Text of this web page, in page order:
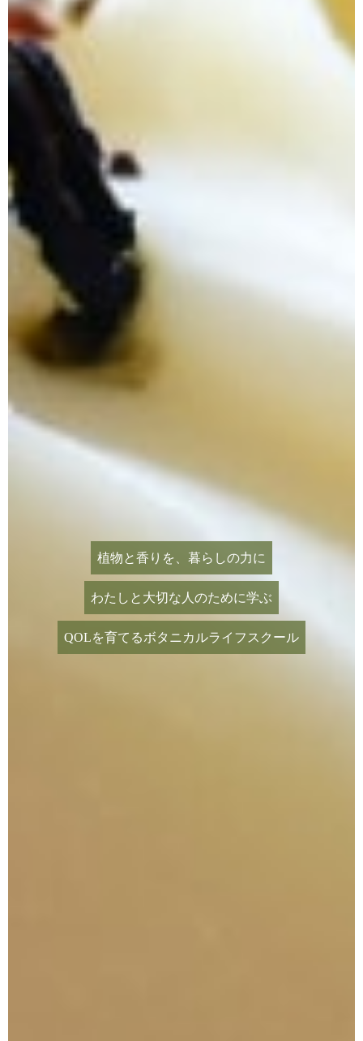
植物と香りを、暮らしの力に
わたしと大切な人のために学ぶ
QOLを育てるボタニカルライフスクール